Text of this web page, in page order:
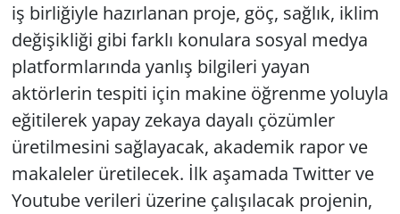
iş birliğiyle hazırlanan proje, göç, sağlık, iklim
değişikliği gibi farklı konulara sosyal medya
platformlarında yanlış bilgileri yayan
aktörlerin tespiti için makine öğrenme yoluyla
eğitilerek yapay zekaya dayalı çözümler
üretilmesini sağlayacak, akademik rapor ve
makaleler üretilecek. İlk aşamada Twitter ve
Youtube verileri üzerine çalışılacak projenin,